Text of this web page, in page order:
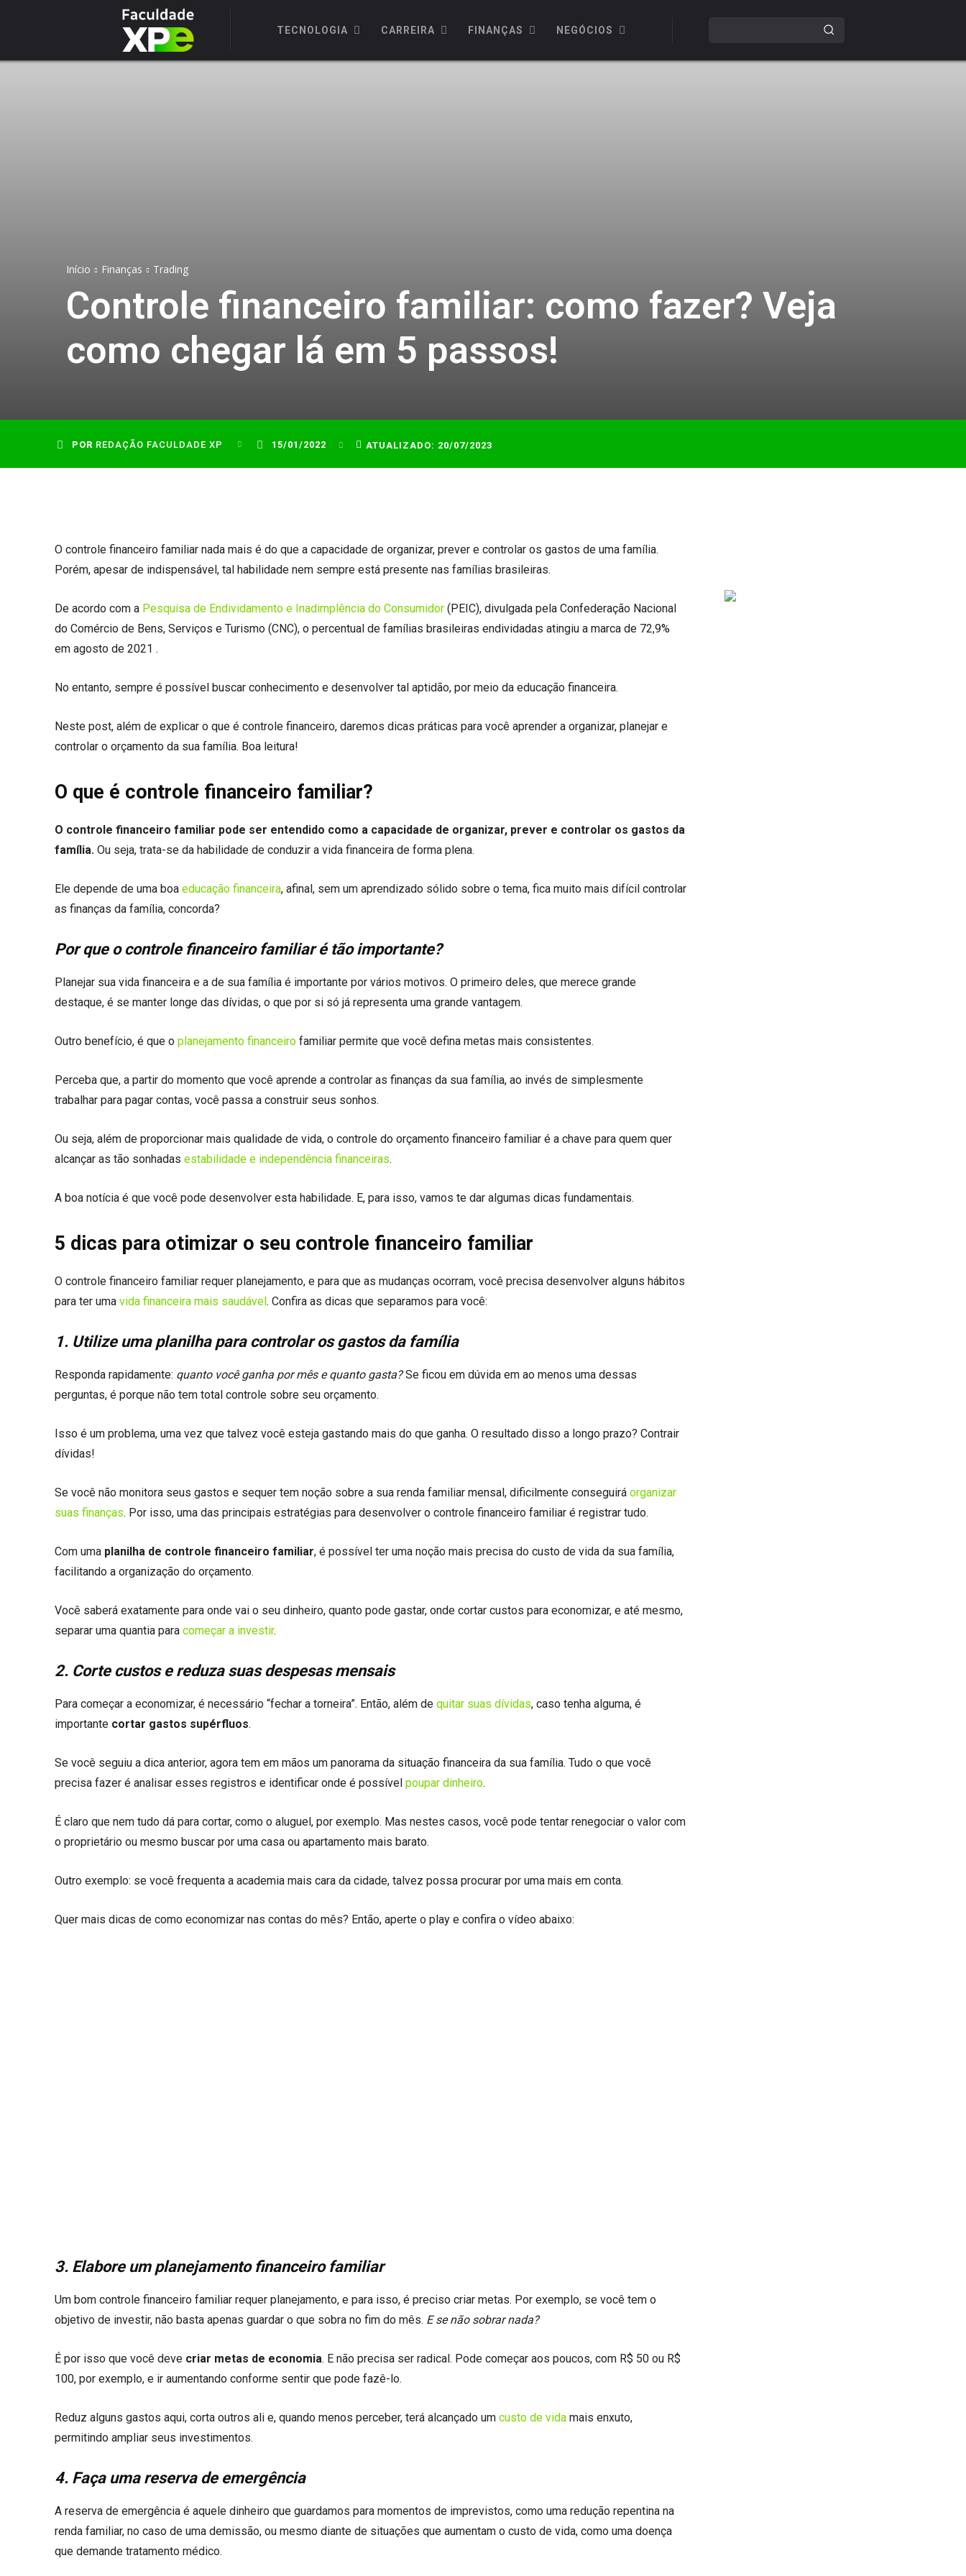
TECNOLOGIA CARREIRA FINANÇAS NEGÓCIOS
Início Finanças Trading
Controle financeiro familiar: como fazer? Veja
como chegar lá em 5 passos!
POR REDAÇÃO FACULDADE XP 15/01/2022 ATUALIZADO: 20/07/2023
O controle financeiro familiar nada mais é do que a capacidade de organizar, prever e controlar os gastos de uma família.
Porém, apesar de indispensável, tal habilidade nem sempre está presente nas famílias brasileiras.
De acordo com a Pesquisa de Endividamento e Inadimplência do Consumidor (PEIC), divulgada pela Confederação Nacional
do Comércio de Bens, Serviços e Turismo (CNC), o percentual de famílias brasileiras endividadas atingiu a marca de 72,9%
em agosto de 2021 .
No entanto, sempre é possível buscar conhecimento e desenvolver tal aptidão, por meio da educação financeira.
Neste post, além de explicar o que é controle financeiro, daremos dicas práticas para você aprender a organizar, planejar e
controlar o orçamento da sua família. Boa leitura!
O que é controle financeiro familiar?
O controle financeiro familiar pode ser entendido como a capacidade de organizar, prever e controlar os gastos da
família. Ou seja, trata-se da habilidade de conduzir a vida financeira de forma plena.
Ele depende de uma boa educação financeira, afinal, sem um aprendizado sólido sobre o tema, fica muito mais difícil controlar
as finanças da família, concorda?
Por que o controle financeiro familiar é tão importante?
Planejar sua vida financeira e a de sua família é importante por vários motivos. O primeiro deles, que merece grande
destaque, é se manter longe das dívidas, o que por si só já representa uma grande vantagem.
Outro benefício, é que o planejamento financeiro familiar permite que você defina metas mais consistentes.
Perceba que, a partir do momento que você aprende a controlar as finanças da sua família, ao invés de simplesmente
trabalhar para pagar contas, você passa a construir seus sonhos.
Ou seja, além de proporcionar mais qualidade de vida, o controle do orçamento financeiro familiar é a chave para quem quer
alcançar as tão sonhadas estabilidade e independência financeiras.
A boa notícia é que você pode desenvolver esta habilidade. E, para isso, vamos te dar algumas dicas fundamentais.
5 dicas para otimizar o seu controle financeiro familiar
O controle financeiro familiar requer planejamento, e para que as mudanças ocorram, você precisa desenvolver alguns hábitos
para ter uma vida financeira mais saudável. Confira as dicas que separamos para você:
1. Utilize uma planilha para controlar os gastos da família
Responda rapidamente: quanto você ganha por mês e quanto gasta?Se ficou em dúvida em ao menos uma dessas
perguntas, é porque não tem total controle sobre seu orçamento.
Isso é um problema, uma vez que talvez você esteja gastando mais do que ganha. O resultado disso a longo prazo? Contrair
dívidas!
Se você não monitora seus gastos e sequer tem noção sobre a sua renda familiar mensal, dificilmente conseguirá organizar
suas finanças. Por isso, uma das principais estratégias para desenvolver o controle financeiro familiar é registrar tudo.
Com uma planilha de controle financeiro familiar, é possível ter uma noção mais precisa do custo de vida da sua família,
facilitando a organização do orçamento.
Você saberá exatamente para onde vai o seu dinheiro, quanto pode gastar, onde cortar custos para economizar, e até mesmo,
separar uma quantia para começar a investir.
2. Corte custos e reduza suas despesas mensais
Para começar a economizar, é necessário “fechar a torneira”. Então, além de quitar suas dívidas, caso tenha alguma, é
importante cortar gastos supérfluos.
Se você seguiu a dica anterior, agora tem em mãos um panorama da situação financeira da sua família. Tudo o que você
precisa fazer é analisar esses registros e identificar onde é possível poupar dinheiro.
É claro que nem tudo dá para cortar, como o aluguel, por exemplo. Mas nestes casos, você pode tentar renegociar o valor com
o proprietário ou mesmo buscar por uma casa ou apartamento mais barato.
Outro exemplo: se você frequenta a academia mais cara da cidade, talvez possa procurar por uma mais em conta.
Quer mais dicas de como economizar nas contas do mês? Então, aperte o play e confira o vídeo abaixo:
3. Elabore um planejamento financeiro familiar
Um bom controle financeiro familiar requer planejamento, e para isso, é preciso criar metas. Por exemplo, se você tem o
objetivo de investir, não basta apenas guardar o que sobra no fim do mês. E se não sobrar nada?
É por isso que você deve criar metas de economia. E não precisa ser radical. Pode começar aos poucos, com R$ 50 ou R$
100, por exemplo, e ir aumentando conforme sentir que pode fazê-lo.
Reduz alguns gastos aqui, corta outros ali e, quando menos perceber, terá alcançado um custo de vida mais enxuto,
permitindo ampliar seus investimentos.
4. Faça uma reserva de emergência
A reserva de emergência é aquele dinheiro que guardamos para momentos de imprevistos, como uma redução repentina na
renda familiar, no caso de uma demissão, ou mesmo diante de situações que aumentam o custo de vida, como uma doença
que demande tratamento médico.